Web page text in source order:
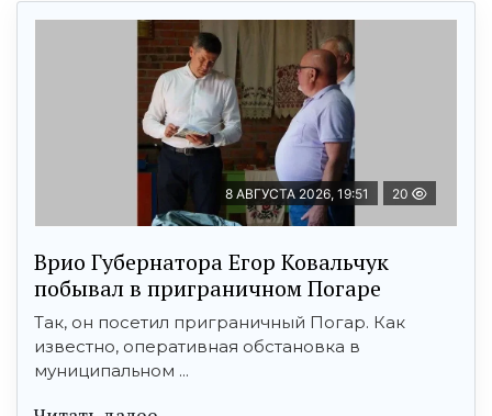
8 АВГУСТА 2026, 19:51 20
Врио Губернатора Егор Ковальчук
побывал в приграничном Погаре
Так, он посетил приграничный Погар. Как
известно, оперативная обстановка в
муниципальном ...